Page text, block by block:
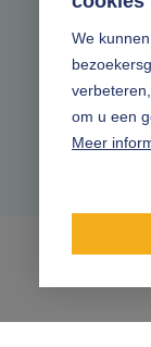
We
om u een
Meer